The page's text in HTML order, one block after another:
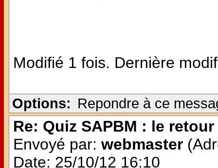
Modifié 1 fois. Dernière
Options: Repondre à ce
Re: Quiz SAPBM : le retour
Envoyé par: webmaster
Date: 25/10/12 16:10